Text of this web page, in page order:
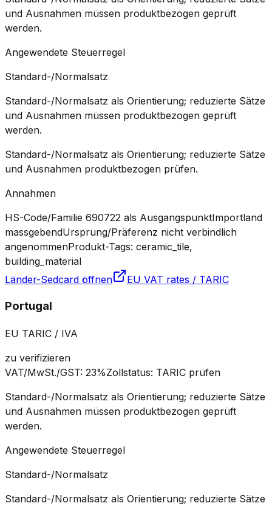
und Ausnahmen müssen produktbezogen geprüft
werden.
Angewendete Steuerregel
Standard-/Normalsatz
Standard-/Normalsatz als Orientierung; reduzierte Sätze
und Ausnahmen müssen produktbezogen geprüft
werden.
Standard-/Normalsatz als Orientierung; reduzierte Sätze
und Ausnahmen produktbezogen prüfen.
Annahmen
HS-Code/Familie 690722 als AusgangspunktImportland
massgebendUrsprung/Präferenz nicht verbindlich
angenommenProdukt-Tags: ceramic_tile,
building_material
Länder-Sedcard öffnen
EU VAT rates / TARIC
Portugal
EU TARIC / IVA
zu verifizieren
VAT/MwSt./GST: 23%Zollstatus: TARIC prüfen
Standard-/Normalsatz als Orientierung; reduzierte Sätze
und Ausnahmen müssen produktbezogen geprüft
werden.
Angewendete Steuerregel
Standard-/Normalsatz
Standard-/Normalsatz als Orientierung; reduzierte Sätze